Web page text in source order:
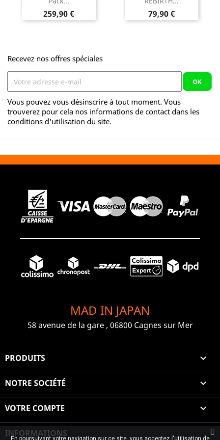
Prix
259,90 € Prix
79,90 €
Recevez nos offres spéciales
Vous pouvez vous désinscrire à tout moment. Vous
trouverez pour cela nos informations de contact dans les
conditions d'utilisation du site.
MAD IN JAPAN
58 avenue de la gare , 06800 Cagnes sur Mer
PRODUITS 
NOTRE SOCIÉTÉ 
VOTRE COMPTE 
INFORMATIONS
En poursuivant votre navigation sur ce site, vous acceptez l'utilisation de